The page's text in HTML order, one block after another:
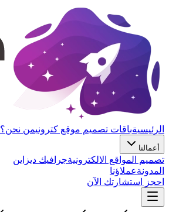
الرئيسيةباقات تصميم موقع كترونيمن نحن؟
أعمالنا
تصميم المواقع الالكترونيةجرافيك ديزاين
المدونةعملاؤنا
احجز استشارتك الآن